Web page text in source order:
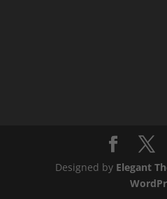
Designed by Elegant